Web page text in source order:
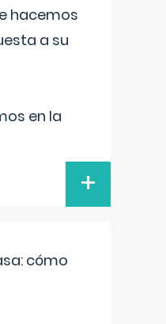
hacemos
a su
en la
+
cómo